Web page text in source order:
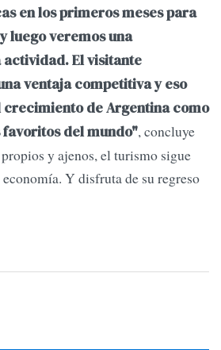
en los primeros meses para
luego veremos una
El visitante
ventaja competitiva y eso
de Argentina como
favoritos del mundo", concluye
y ajenos, el turismo sigue
Y disfruta de su regreso